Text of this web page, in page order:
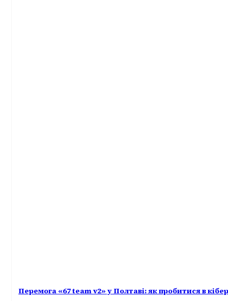
Перемога «67 team v2» у Полтаві: як пробитися в